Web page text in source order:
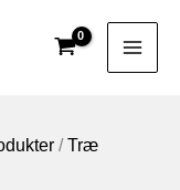
/Træ